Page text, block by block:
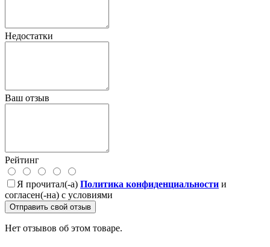
Недостатки
Ваш отзыв
Рейтинг
Я прочитал(-а) Политика конфиденциальности и
согласен(-на) с условиями
Отправить свой отзыв
Нет отзывов об этом товаре.